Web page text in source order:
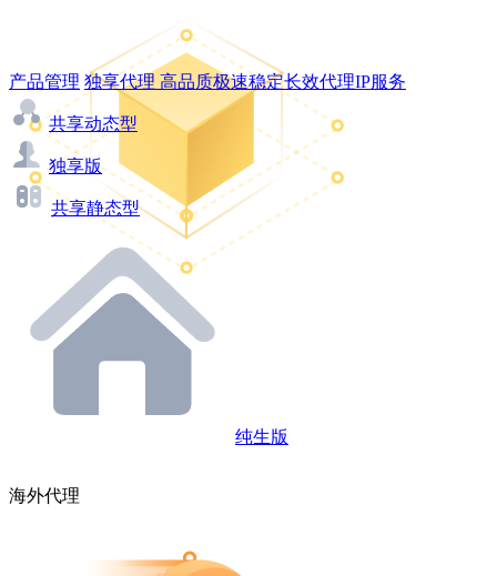
产品管理 独享代理 高品质极速稳定长效代理IP服务
共享动态型
独享版
共享静态型
纯生版
海外代理